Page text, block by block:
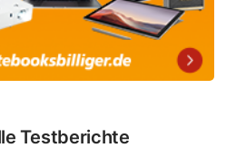
Testberichte